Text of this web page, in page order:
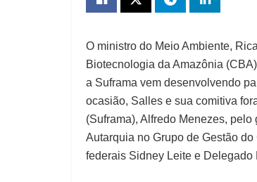
O ministro do Meio Ambiente,
Biotecnologia da Amazônia
a Suframa vem desenvolvendo
ocasião, Salles e sua comitiva
(Suframa), Alfredo Menezes,
Autarquia no Grupo de Gestão
federais Sidney Leite e Delegado